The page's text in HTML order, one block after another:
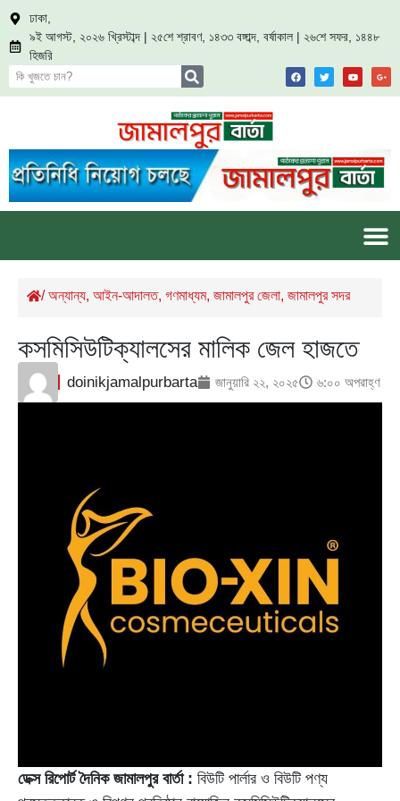
ঢাকা,
৯ই আগস্ট, ২০২৬ খ্রিস্টাব্দ | ২৫শে শ্রাবণ, ১৪৩৩ বঙ্গাব্দ, বর্ষাকাল | ২৬শে সফর, ১৪৪৮
হিজরি
/অন্যান্য, আইন-আদালত, গণমাধ্যম, জামালপুর জেলা, জামালপুর সদর
কসমিসিউটিক্যালসের মালিক জেল হাজতে
doinikjamalpurbarta জানুয়ারি ২২, ২০২৫ ৬:০০ অপরাহ্ণ
ডেক্স রিপোর্ট দৈনিক জামালপুর বার্তা : বিউটি পার্লার ও বিউটি পণ্য